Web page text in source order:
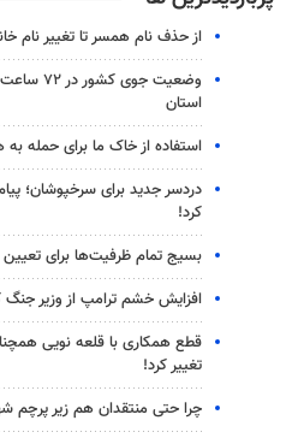
از حذف نام همسر تا تغییر نام
استان
استفاده از خاک ما برای حمله
دردسر جدید برای سرخپوشان؛
کرد!
بسیج تمام ظرفیت‌ها برای تعیین
افزایش خشم ترامپ از وزیر جنگ
قطع همکاری با قلعه نویی
تغییر کرد!
چرا حتی منتقدان هم زیر پرچم